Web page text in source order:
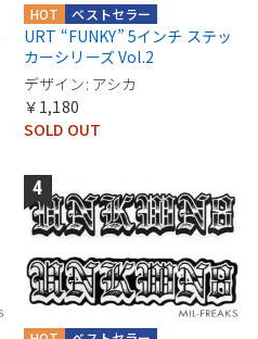
ベストセラー
HOT
URT “FUNKY” 5インチ ステッ
カーシリーズ Vol.2
デザイン: アシカ
￥1,180
SOLD OUT